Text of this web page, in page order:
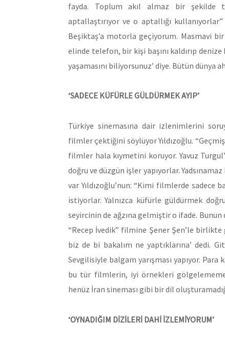
fayda. Toplum akıl almaz bir şekilde
aptallaştırıyor ve o aptallığı
Beşiktaş’a motorla geçiyorum. Masmavi bir
elinde telefon, bir kişi başını kaldırıp
yaşamasını biliyorsunuz’ diye. Bütün dünya
‘SADECE KÜFÜRLE GÜLDÜRMEK AYIP’
Türkiye sinemasına dair izlenimlerini
filmler çektiğini söylüyor Yıldızoğlu.
filmler hala kıymetini koruyor. Yavuz
doğru ve düzgün işler yapıyorlar.
var Yıldızoğlu’nun: “Kimi filmlerde sadece
istiyorlar. Yalnızca küfürle güldürmek
seyircinin de ağzına gelmiştir o ifade. Bunun
“Recep İvedik” filmine Şener Şen’le
biz de bi bakalım ne yaptıklarına’ dedi.
Sevgilisiyle balgam yarışması yapıyor.
bu tür filmlerin, iyi örnekleri
henüz İran sineması gibi bir dil
‘OYNADIĞIM DİZİLERİ DAHİ İZLEMİYORUM’